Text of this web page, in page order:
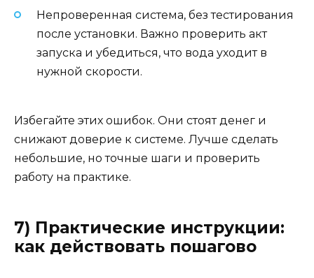
Непроверенная система, без тестирования
после установки. Важно проверить акт
запуска и убедиться, что вода уходит в
нужной скорости.
Избегайте этих ошибок. Они стоят денег и
снижают доверие к системе. Лучше сделать
небольшие, но точные шаги и проверить
работу на практике.
7) Практические инструкции:
как действовать пошагово